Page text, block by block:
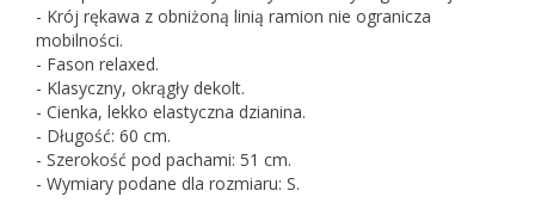
- Krój rękawa z obniżoną linią ramion nie ogranicza
mobilności.
- Fason relaxed.
- Klasyczny, okrągły dekolt.
- Cienka, lekko elastyczna dzianina.
- Długość: 60 cm.
- Szerokość pod pachami: 51 cm.
- Wymiary podane dla rozmiaru: S.